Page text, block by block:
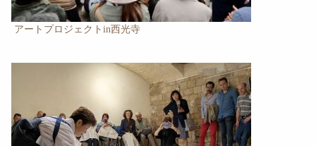
アートプロジェクトin西光寺